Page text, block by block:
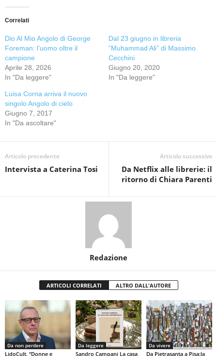
Correlati
Dio Al Mio Angolo di George
Foreman: l’uomo oltre il
campione
Aprile 28, 2026
In "Da leggere"
Dal 23 giugno in libreria
“Muhammad Ali” di Massimo
Cecchini
Giugno 20, 2020
In "Da leggere"
Luisa Corna arriva il nuovo
singolo Angolo di cielo
Giugno 7, 2017
In "Da ascoltare"
Articolo precedente
Intervista a Caterina Tosi
Articolo successivo
Da Netflix alle librerie: il
ritorno di Chiara Parenti
Redazione
ARTICOLI CORRELATI ALTRO DALL'AUTORE
Da non perdere
LidoCult, “Donne e
Da leggere
Sandro Campani La casa
Da vivere
Da Pietrasanta a Pisa:la